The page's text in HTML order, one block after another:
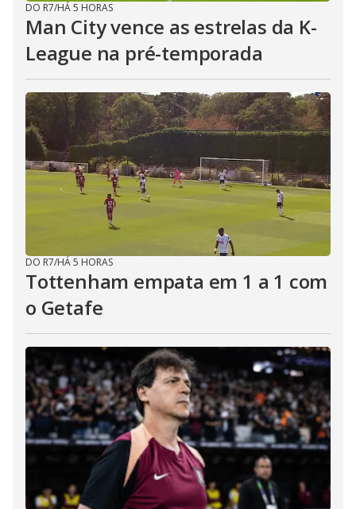
DO R7/HÁ 5 HORAS
Man City vence as estrelas da K-
League na pré-temporada
DO R7/HÁ 5 HORAS
Tottenham empata em 1 a 1 com
o Getafe